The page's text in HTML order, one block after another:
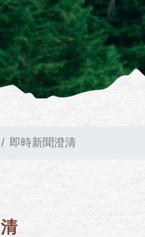
即時新聞澄清